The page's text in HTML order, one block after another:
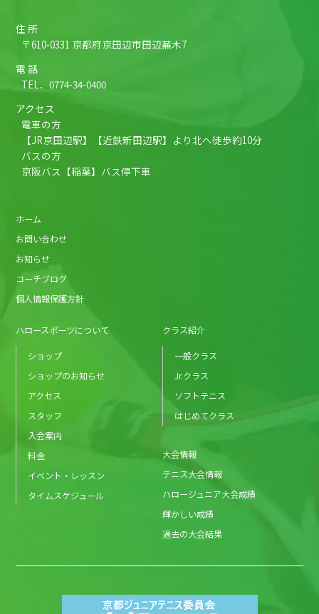
住 所
〒610-0331 京都府京田辺市田辺蕪木7
電 話
TEL．0774-34-0400
アクセス
電車の方
【JR京田辺駅】【近鉄新田辺駅】より北へ徒歩約10分
バスの方
京阪バス【稲葉】バス停下車
ホーム
お問い合わせ
お知らせ
コーチブログ
個人情報保護方針
ハロースポーツについて
ショップ
ショップのお知らせ
アクセス
スタッフ
入会案内
料金
イベント・レッスン
タイムスケジュール
クラス紹介
一般クラス
Jr.クラス
ソフトテニス
はじめてクラス
大会情報
テニス大会情報
ハロージュニア大会成績
輝かしい成績
過去の大会結果